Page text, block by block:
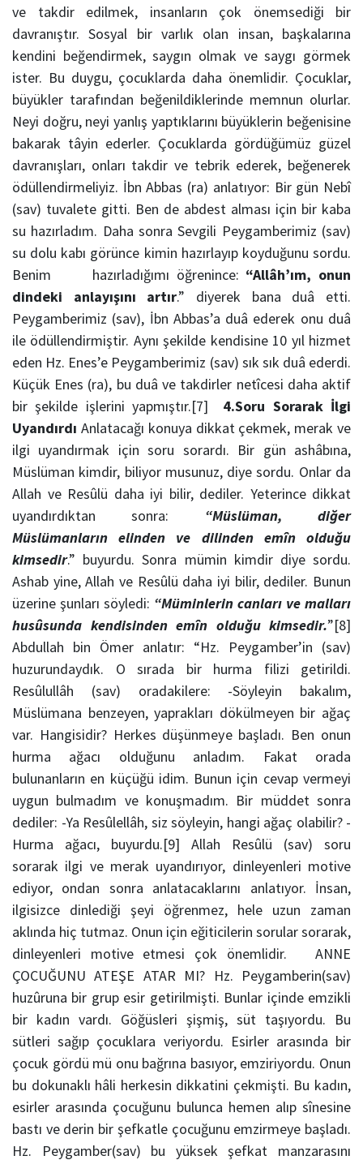
ve takdir edilmek, insanların çok önemsediği bir
davranıştır. Sosyal bir varlık olan insan, başkalarına
kendini beğendirmek, saygın olmak ve saygı görmek
ister. Bu duygu, çocuklarda daha önemlidir. Çocuklar,
büyükler tarafından beğenildiklerinde memnun olurlar.
Neyi doğru, neyi yanlış yaptıklarını büyüklerin beğenisine
bakarak tâyin ederler. Çocuklarda gördüğümüz güzel
davranışları, onları takdir ve tebrik ederek, beğenerek
ödüllendirmeliyiz. İbn Abbas (ra) anlatıyor: Bir gün Nebî
(sav) tuvalete gitti. Ben de abdest alması için bir kaba
su hazırladım. Daha sonra Sevgili Peygamberimiz (sav)
su dolu kabı görünce kimin hazırlayıp koyduğunu sordu.
Benim hazırladığımı öğrenince: “Allâh’ım, onun
dindeki anlayışını artır.” diyerek bana duâ etti.
Peygamberimiz (sav), İbn Abbas’a duâ ederek onu duâ
ile ödüllendirmiştir. Aynı şekilde kendisine 10 yıl hizmet
eden Hz. Enes’e Peygamberimiz (sav) sık sık duâ ederdi.
Küçük Enes (ra), bu duâ ve takdirler netîcesi daha aktif
bir şekilde işlerini yapmıştır.[7]
4.Soru Sorarak İlgi
Uyandırdı Anlatacağı konuya dikkat çekmek, merak ve
ilgi uyandırmak için soru sorardı. Bir gün ashâbına,
Müslüman kimdir, biliyor musunuz, diye sordu. Onlar da
Allah ve Resûlü daha iyi bilir, dediler. Yeterince dikkat
uyandırdıktan sonra: “Müslüman, diğer
Müslümanların elinden ve dilinden emîn olduğu
kimsedir.” buyurdu. Sonra mümin kimdir diye sordu.
Ashab yine, Allah ve Resûlü daha iyi bilir, dediler. Bunun
üzerine şunları söyledi: “Müminlerin canları ve malları
husûsunda kendisinden emîn olduğu kimsedir.”[8]
Abdullah bin Ömer anlatır: “Hz. Peygamber’in (sav)
huzurundaydık. O sırada bir hurma filizi getirildi.
Resûlullâh (sav) oradakilere: -Söyleyin bakalım,
Müslümana benzeyen, yaprakları dökülmeyen bir ağaç
var. Hangisidir? Herkes düşünmeye başladı. Ben onun
hurma ağacı olduğunu anladım. Fakat orada
bulunanların en küçüğü idim. Bunun için cevap vermeyi
uygun bulmadım ve konuşmadım. Bir müddet sonra
dediler: -Ya Resûlellâh, siz söyleyin, hangi ağaç olabilir? -
Hurma ağacı, buyurdu.[9] Allah Resûlü (sav) soru
sorarak ilgi ve merak uyandırıyor, dinleyenleri motive
ediyor, ondan sonra anlatacaklarını anlatıyor. İnsan,
ilgisizce dinlediği şeyi öğrenmez, hele uzun zaman
aklında hiç tutmaz. Onun için eğiticilerin sorular sorarak,
dinleyenleri motive etmesi çok önemlidir. ANNE
ÇOCUĞUNU ATEŞE ATAR MI? Hz. Peygamberin(sav)
huzûruna bir grup esir getirilmişti. Bunlar içinde emzikli
bir kadın vardı. Göğüsleri şişmiş, süt taşıyordu. Bu
sütleri sağıp çocuklara veriyordu. Esirler arasında bir
çocuk gördü mü onu bağrına basıyor, emziriyordu. Onun
bu dokunaklı hâli herkesin dikkatini çekmişti. Bu kadın,
esirler arasında çocuğunu bulunca hemen alıp sînesine
bastı ve derin bir şefkatle çocuğunu emzirmeye başladı.
Hz. Peygamber(sav) bu yüksek şefkat manzarasını